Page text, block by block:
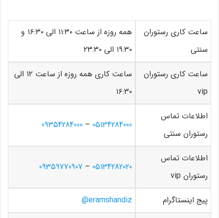
ساعت کاری رستوران
سنتی
همه روزه از ساعت ۱۱:۳۰ الی ۱۶:۳۰ و
۱۹:۳۰ الی ۲۳:۳۰
ساعت کاری رستوران
vip
ساعت کاری همه روزه از ساعت ۱۲ الی
۱۶:۳۰
اطلاعات تماس
رستوران سنتی
05134284000
–
09354284000
اطلاعات تماس
رستوران vip
05134282020
–
09359770907
پیج اینستاگرام eramshandiz
@